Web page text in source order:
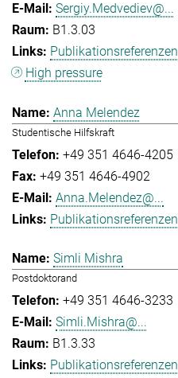
Sergiy.Medvediev@...
B1.3.03
Publikationsreferenzen
High pressure
Anna Melendez
Studentische Hilfskraft
+49 351 4646-4205
+49 351 4646-4902
Anna.Melendez@...
Publikationsreferenzen
Simli Mishra
Postdoktorand
+49 351 4646-3233
Simli.Mishra@...
B1.3.33
Publikationsreferenzen